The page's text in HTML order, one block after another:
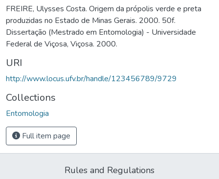
FREIRE, Ulysses Costa. Origem da própolis verde e preta
produzidas no Estado de Minas Gerais. 2000. 50f.
Dissertação (Mestrado em Entomologia) - Universidade
Federal de Viçosa, Viçosa. 2000.
URI
http://www.locus.ufv.br/handle/123456789/9729
Collections
Entomologia
Full item page
Rules and Regulations